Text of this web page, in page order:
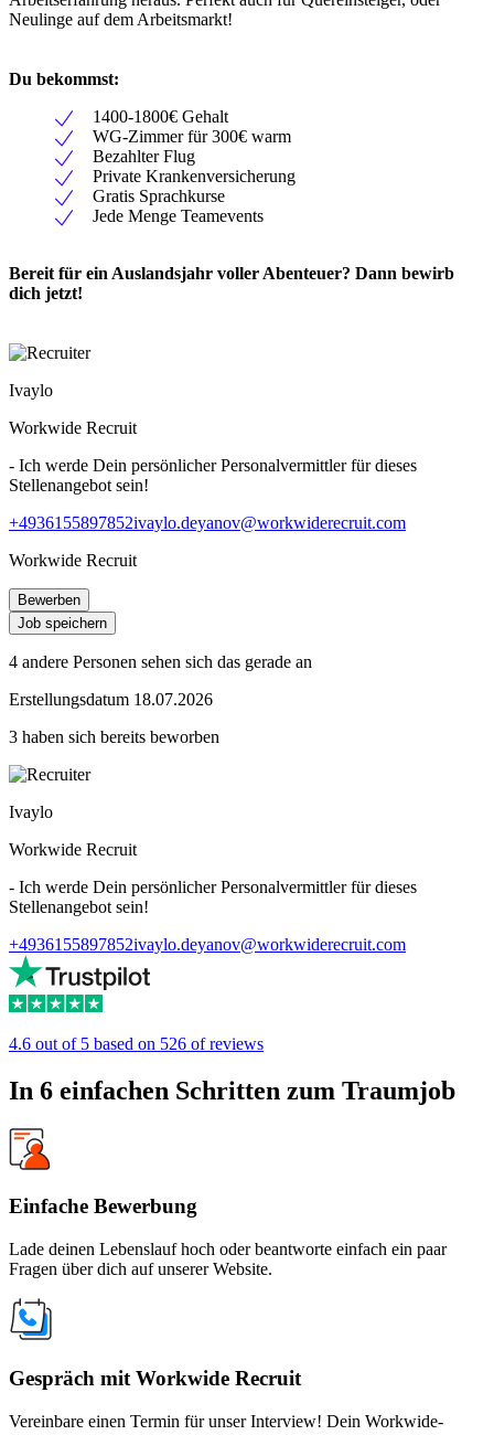
Neulinge auf dem Arbeitsmarkt!
Du bekommst:
1400-1800€ Gehalt
WG-Zimmer für 300€ warm
Bezahlter Flug
Private Krankenversicherung
Gratis Sprachkurse
Jede Menge Teamevents
Bereit für ein Auslandsjahr voller Abenteuer? Dann bewirb
dich jetzt!
Ivaylo
Workwide Recruit
- Ich werde Dein persönlicher Personalvermittler für dieses
Stellenangebot sein!
+4936155897852ivaylo.deyanov@workwiderecruit.com
Workwide Recruit
Bewerben
Job speichern
4 andere Personen sehen sich das gerade an
Erstellungsdatum 18.07.2026
3 haben sich bereits beworben
Ivaylo
Workwide Recruit
- Ich werde Dein persönlicher Personalvermittler für dieses
Stellenangebot sein!
+4936155897852ivaylo.deyanov@workwiderecruit.com
4.6 out of 5 based on 526 of reviews
In 6 einfachen Schritten zum Traumjob
Einfache Bewerbung
Lade deinen Lebenslauf hoch oder beantworte einfach ein paar
Fragen über dich auf unserer Website.
Gespräch mit Workwide Recruit
Vereinbare einen Termin für unser Interview! Dein Workwide-